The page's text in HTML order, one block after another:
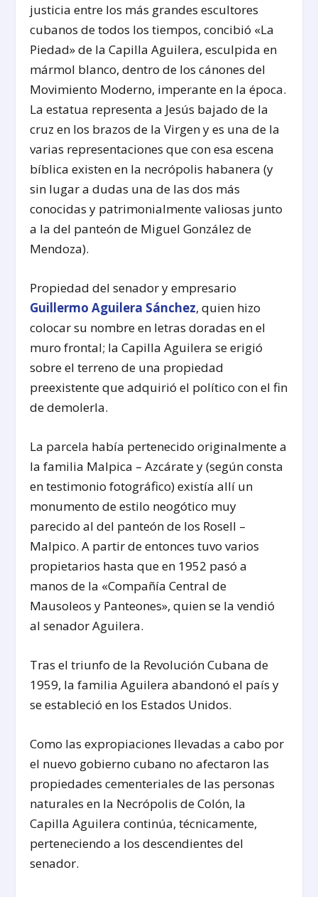
justicia entre los más grandes escultores
cubanos de todos los tiempos, concibió «La
Piedad» de la Capilla Aguilera, esculpida en
mármol blanco, dentro de los cánones del
Movimiento Moderno, imperante en la época.
La estatua representa a Jesús bajado de la
cruz en los brazos de la Virgen y es una de la
varias representaciones que con esa escena
bíblica existen en la necrópolis habanera (y
sin lugar a dudas una de las dos más
conocidas y patrimonialmente valiosas junto
a la del panteón de Miguel González de
Mendoza).
Propiedad del senador y empresario
Guillermo Aguilera Sánchez, quien hizo
colocar su nombre en letras doradas en el
muro frontal; la Capilla Aguilera se erigió
sobre el terreno de una propiedad
preexistente que adquirió el político con el fin
de demolerla.
La parcela había pertenecido originalmente a
la familia Malpica – Azcárate y (según consta
en testimonio fotográfico) existía allí un
monumento de estilo neogótico muy
parecido al del panteón de los Rosell –
Malpico. A partir de entonces tuvo varios
propietarios hasta que en 1952 pasó a
manos de la «Compañía Central de
Mausoleos y Panteones», quien se la vendió
al senador Aguilera.
Tras el triunfo de la Revolución Cubana de
1959, la familia Aguilera abandonó el país y
se estableció en los Estados Unidos.
Como las expropiaciones llevadas a cabo por
el nuevo gobierno cubano no afectaron las
propiedades cementeriales de las personas
naturales en la Necrópolis de Colón, la
Capilla Aguilera continúa, técnicamente,
perteneciendo a los descendientes del
senador.